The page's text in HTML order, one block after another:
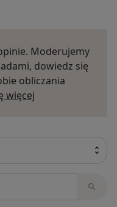
Moderujemy
dowiedz się
obliczania
więcej